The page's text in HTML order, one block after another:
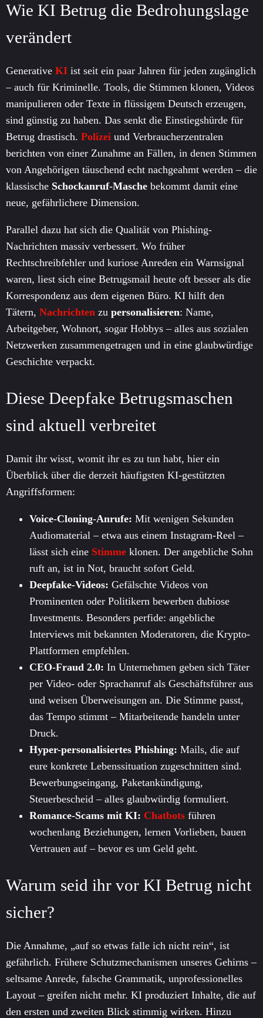
Wie KI Betrug die Bedrohungslage
verändert
Generative KI ist seit ein paar Jahren für jeden zugänglich
– auch für Kriminelle. Tools, die Stimmen klonen, Videos
manipulieren oder Texte in flüssigem Deutsch erzeugen,
sind günstig zu haben. Das senkt die Einstiegshürde für
Betrug drastisch. Polizei und Verbraucherzentralen
berichten von einer Zunahme an Fällen, in denen Stimmen
von Angehörigen täuschend echt nachgeahmt werden – die
klassische Schockanruf-Masche bekommt damit eine
neue, gefährlichere Dimension.
Parallel dazu hat sich die Qualität von Phishing-
Nachrichten massiv verbessert. Wo früher
Rechtschreibfehler und kuriose Anreden ein Warnsignal
waren, liest sich eine Betrugsmail heute oft besser als die
Korrespondenz aus dem eigenen Büro. KI hilft den
Tätern, Nachrichten zu personalisieren: Name,
Arbeitgeber, Wohnort, sogar Hobbys – alles aus sozialen
Netzwerken zusammengetragen und in eine glaubwürdige
Geschichte verpackt.
Diese Deepfake Betrugsmaschen
sind aktuell verbreitet
Damit ihr wisst, womit ihr es zu tun habt, hier ein
Überblick über die derzeit häufigsten KI-gestützten
Angriffsformen:
Voice-Cloning-Anrufe: Mit wenigen Sekunden
Audiomaterial – etwa aus einem Instagram-Reel –
lässt sich eine Stimme klonen. Der angebliche Sohn
ruft an, ist in Not, braucht sofort Geld.
Deepfake-Videos: Gefälschte Videos von
Prominenten oder Politikern bewerben dubiose
Investments. Besonders perfide: angebliche
Interviews mit bekannten Moderatoren, die Krypto-
Plattformen empfehlen.
CEO-Fraud 2.0: In Unternehmen geben sich Täter
per Video- oder Sprachanruf als Geschäftsführer aus
und weisen Überweisungen an. Die Stimme passt,
das Tempo stimmt – Mitarbeitende handeln unter
Druck.
Hyper-personalisiertes Phishing: Mails, die auf
eure konkrete Lebenssituation zugeschnitten sind.
Bewerbungseingang, Paketankündigung,
Steuerbescheid – alles glaubwürdig formuliert.
Romance-Scams mit KI: Chatbots führen
wochenlang Beziehungen, lernen Vorlieben, bauen
Vertrauen auf – bevor es um Geld geht.
Warum seid ihr vor KI Betrug nicht
sicher?
Die Annahme, „auf so etwas falle ich nicht rein“, ist
gefährlich. Frühere Schutzmechanismen unseres Gehirns –
seltsame Anrede, falsche Grammatik, unprofessionelles
Layout – greifen nicht mehr. KI produziert Inhalte, die auf
den ersten und zweiten Blick stimmig wirken. Hinzu